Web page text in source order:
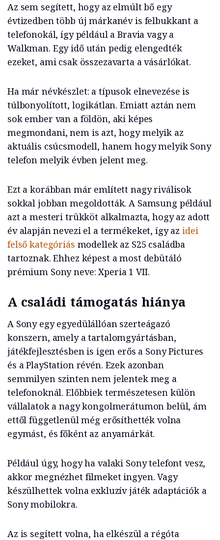
Az sem segített, hogy az elmúlt bő egy
évtizedben több új márkanév is felbukkant a
telefonokál, így például a Bravia vagy a
Walkman. Egy idő után pedig elengedték
ezeket, ami csak összezavarta a vásárlókat.
Ha már névkészlet: a típusok elnevezése is
túlbonyolított, logikátlan. Emiatt aztán nem
sok ember van a földön, aki képes
megmondani, nem is azt, hogy melyik az
aktuális csúcsmodell, hanem hogy melyik Sony
telefon melyik évben jelent meg.
Ezt a korábban már említett nagy riválisok
sokkal jobban megoldották. A Samsung például
azt a mesteri trükköt alkalmazta, hogy az adott
év alapján nevezi el a termékeket, így az idei
felső kategóriás modellek az S25 családba
tartoznak. Ehhez képest a most debütáló
prémium Sony neve: Xperia 1 VII.
A családi támogatás hiánya
A Sony egy egyedülállóan szerteágazó
konszern, amely a tartalomgyártásban,
játékfejlesztésben is igen erős a Sony Pictures
és a PlayStation révén. Ezek azonban
semmilyen szinten nem jelentek meg a
telefonoknál. Előbbiek természetesen külön
vállalatok a nagy kongolmerátumon belül, ám
ettől függetlenül még erősíthették volna
egymást, és főként az anyamárkát.
Például úgy, hogy ha valaki Sony telefont vesz,
akkor megnézhet filmeket ingyen. Vagy
készülhettek volna exkluzív játék adaptációk a
Sony mobilokra.
Az is segített volna, ha elkészül a régóta